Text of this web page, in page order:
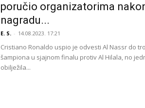
poručio organizatorima
nagradu...
E. S. - 14.08.2023. 17:21
Cristiano Ronaldo uspio je odvesti Al Nassr do
šampiona u sjajnom finalu protiv Al Hilala, no
obilježila...